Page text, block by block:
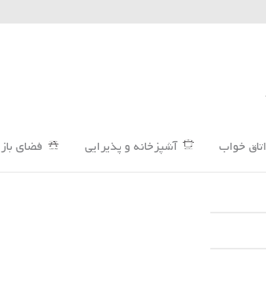
اتاق خواب آشپزخانه و پذیرایی فضای باز